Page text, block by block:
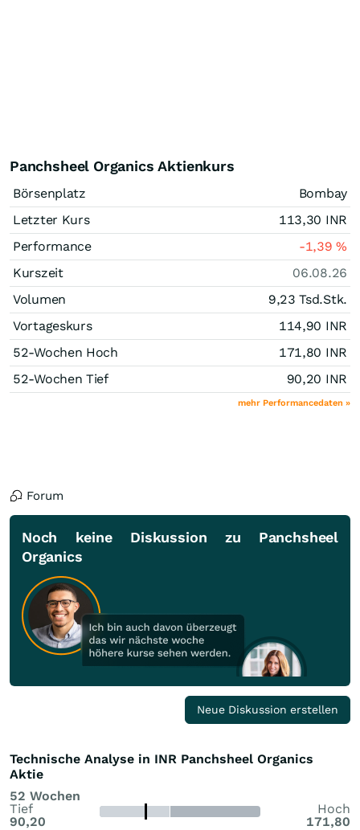
Panchsheel Organics Aktienkurs
Börsenplatz
Bombay
Letzter Kurs
113,30 INR
Performance
-1,39%
Kurszeit
06.08.26
Volumen
9,23 Tsd.Stk.
Vortageskurs
114,90 INR
52-Wochen Hoch
171,80 INR
52-Wochen Tief
90,20 INR
mehr Performancedaten »
Forum
Noch keine Diskussion zu Panchsheel
Organics
Neue Diskussion erstellen
Technische Analyse in INR Panchsheel Organics
Aktie
52 Wochen
Tief
90,20
Hoch
171,80